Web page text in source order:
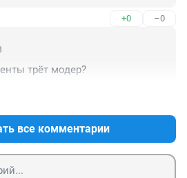
+0 –0
трёт модер?
все комментарии